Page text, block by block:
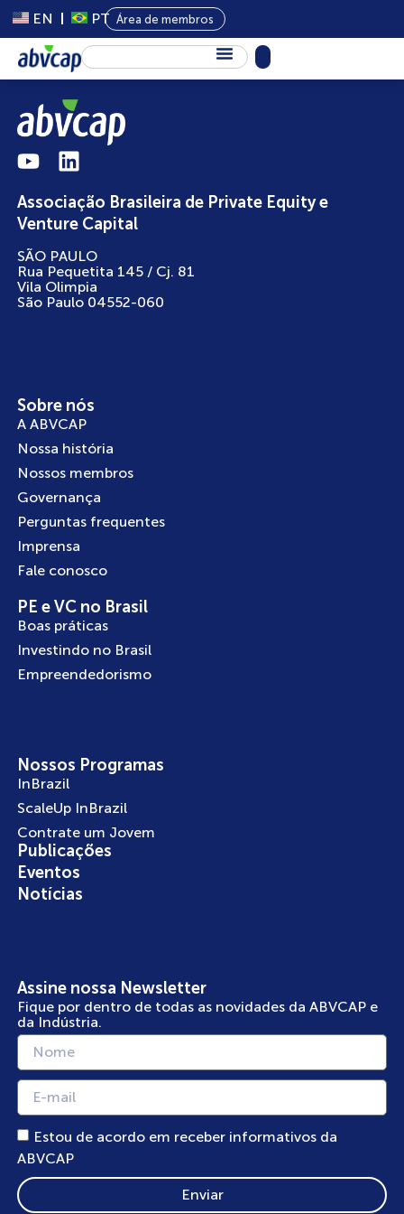
EN PT Área de membros
Sobre Nós
Capital Privado
Programas
Conteúdo
Eventos
Notícias
Associação Brasileira de Private Equity e
Venture Capital
SÃO PAULO
Rua Pequetita 145 / Cj. 81
Vila Olimpia
São Paulo 04552-060
Sobre nós
A ABVCAP
Nossa história
Nossos membros
Governança
Perguntas frequentes
Imprensa
Fale conosco
PE e VC no Brasil
Boas práticas
Investindo no Brasil
Empreendedorismo
Nossos Programas
InBrazil
ScaleUp InBrazil
Contrate um Jovem
Publicações
Eventos
Notícias
Assine nossa Newsletter
Fique por dentro de todas as novidades da ABVCAP e
da Indústria.
Estou de acordo em receber informativos da
ABVCAP
Enviar